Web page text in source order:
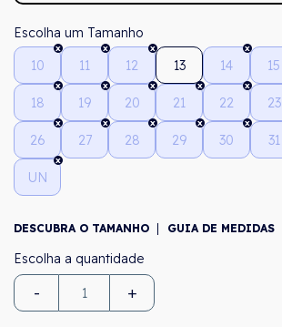
Tamanho
10
11 12 13 14 15
18 19 20 21 22 23
26 27 28 29 30 31
UN
DESCUBRA O TAMANHO GUIA DE MEDIDAS
- +